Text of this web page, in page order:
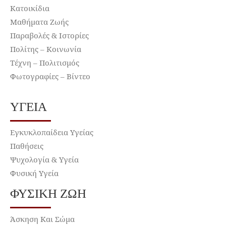
Κατοικίδια
Μαθήματα Ζωής
Παραβολές & Ιστορίες
Πολίτης – Κοινωνία
Τέχνη – Πολιτισμός
Φωτογραφίες – Βίντεο
ΥΓΕΊΑ
Εγκυκλοπαίδεια Υγείας
Παθήσεις
Ψυχολογία & Υγεία
Φυσική Υγεία
ΦΥΣΙΚΉ ΖΩΉ
Άσκηση Και Σώμα